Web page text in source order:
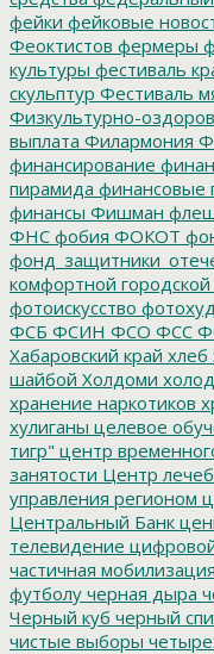
фейки фейковые
Феоктистов фермеры
культуры фестиваль
скульптур Фестиваль
Физкультурно-
выплата Филармония
финансирование
пирамида финансовые
финансы Фишман
ФНС фобия ФОКОТ
комфортной
фотоискусство
ФСБ ФСИН ФСО ФСС
Хабаровский край хлеб
шайбой Холдоми
хранение наркотиков
хулиганы целевое
тигр" центр
занятости Центр
управления регионом
Центральный Банк
телевидение
частичная мобилизация
футболу черная дыра
Черный куб черный
чистые выборы